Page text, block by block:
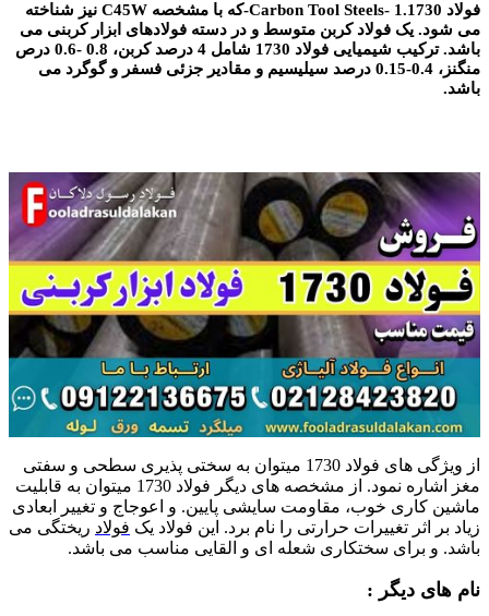
فولاد 1.1730 -Carbon Tool Steels-که با مشخصه C45W نیز شناخته
می شود. یک فولاد کربن متوسط و در دسته فولادهای ابزار کربنی می
باشد. ترکیب شیمیایی فولاد 1730 شامل 4 درصد کربن، 0.8 -0.6 درص
منگنز، 0.4-0.15 درصد سیلیسیم و مقادیر جزئی فسفر و گوگرد می
باشد.
از ویژگی های فولاد 1730 میتوان به سختی پذیری سطحی و سفتی
مغز اشاره نمود. از مشخصه های دیگر فولاد 1730 میتوان به قابلیت
ماشین کاری خوب، مقاومت سایشی پایین. و اعوجاج و تغییر ابعادی
زیاد بر اثر تغییرات حرارتی را نام برد. این فولاد یک فولاد ریختگی می
باشد. و برای سختکاری شعله ای و القایی مناسب می باشد.
نام های دیگر :